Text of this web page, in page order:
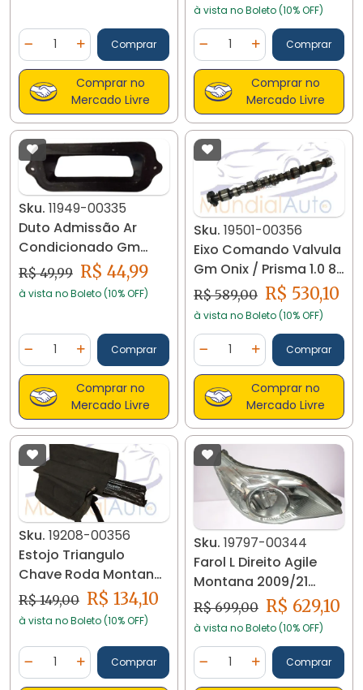
Diminuir Quantidade
Quantidade
Adicionar Quantidade
Comprar
Comprar no
Mercado Livre
à vista no Boleto (10% OFF)
Diminuir Quantidade
Quantidade
AdicionarComprar
Comprar no
Mercado Livre
Sku. 11949-00335
Duto Admissão Ar
Condicionado Gm
Cobalt 96861440 11949
R$ 49,99 R$ 44,99
à vista no Boleto (10% OFF)
Diminuir Quantidade
Quantidade
Adicionar Quantidade
Comprar
Comprar no
Mercado Livre
Sku. 19501-00356
Eixo Comando Valvula
Gm Onix / Prisma 1.0 8v
2013 /2018
R$ 589,00 R$ 530,10
à vista no Boleto (10% OFF)
Diminuir Quantidade
Quantidade
AdicionarComprar
Comprar no
Mercado Livre
Sku. 19208-00356
Estojo Triangulo
Chave Roda Montana
19208
R$ 149,00 R$ 134,10
à vista no Boleto (10% OFF)
Diminuir Quantidade
Quantidade
Adicionar Quantidade
Comprar
Sku. 19797-00344
Farol L Direito Agile
Montana 2009/21
19797
R$ 699,00 R$ 629,10
à vista no Boleto (10% OFF)
Diminuir Quantidade
Quantidade
AdicionarComprar